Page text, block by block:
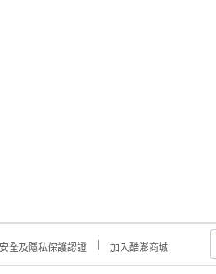
全及隱私保護認證 加入酷澎商城